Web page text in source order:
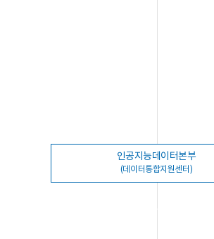
인공지능데이터본부
(데이터통합지원센터)